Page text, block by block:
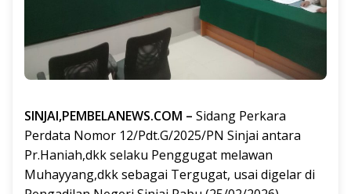
SINJAI,PEMBELANEWS.COM – Sidang Perkara
Perdata Nomor 12/Pdt.G/2025/PN Sinjai antara
Pr.Haniah,dkk selaku Penggugat melawan
Muhayyang,dkk sebagai Tergugat, usai digelar di